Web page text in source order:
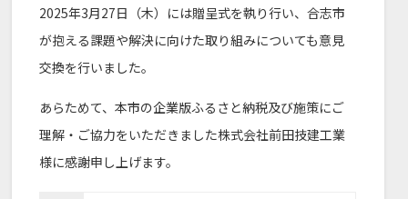
2025年3月27日（木）には贈呈式を執り行い、合志市
が抱える課題や解決に向けた取り組みについても意見
交換を行いました。
あらためて、本市の企業版ふるさと納税及び施策にご
理解・ご協力をいただきました株式会社前田技建工業
様に感謝申し上げます。